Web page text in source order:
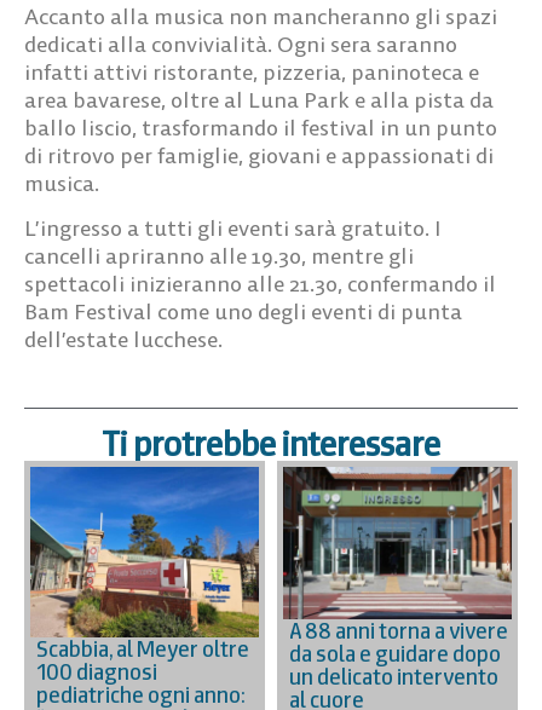
Accanto alla musica non mancheranno gli spazi
dedicati alla convivialità. Ogni sera saranno
infatti attivi ristorante, pizzeria, paninoteca e
area bavarese, oltre al Luna Park e alla pista da
ballo liscio, trasformando il festival in un punto
di ritrovo per famiglie, giovani e appassionati di
musica.
L’ingresso a tutti gli eventi sarà gratuito. I
cancelli apriranno alle19.30, mentre gli
spettacoli inizieranno alle 21.30, confermando il
Bam Festival come uno degli eventi di punta
dell’estate lucchese.
Ti protrebbe interessare
Scabbia, al Meyer oltre
100 diagnosi
pediatriche ogni anno:
A 88 anni torna a vivere
da sola e guidare dopo
un delicato intervento
al cuore